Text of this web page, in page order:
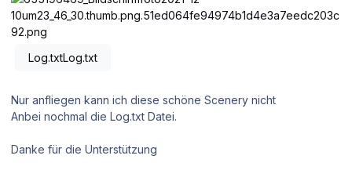
Log.txtLog.txt
Nur anfliegen kann ich diese schöne Scenery nicht
Anbei nochmal die Log.txt Datei.
Danke für die Unterstützung